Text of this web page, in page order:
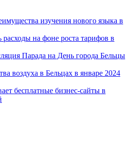
изучения нового языка в
расходы на фоне роста тарифов в
Парада на День города Бельцы
воздуха в Бельцах в январе 2024
бесплатные бизнес-сайты в